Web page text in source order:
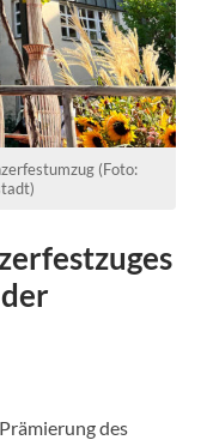
(Foto:
des